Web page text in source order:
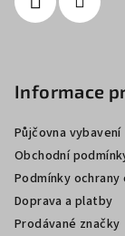
Informace
Půjčovna vybavení
Obchodní
Podmínky ochrany
Doprava a platby
Prodávané značky